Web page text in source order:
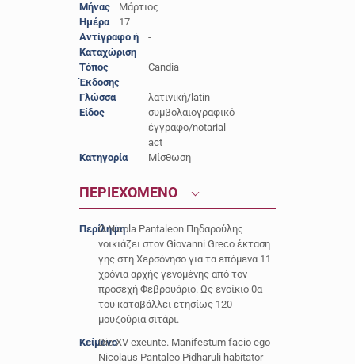
Μήνας
Μάρτιος
Ημέρα
17
Αντίγραφο ή
Καταχώριση
-
Τόπος
Έκδοσης
Candia
Γλώσσα
λατινική/latin
Είδος
συμβολαιογραφικό
έγγραφο/notarial
act
Κατηγορία
Μίσθωση
ΠΕΡΙΕΧΟΜΕΝΟ
Περίληψη
Ο Nicola Pantaleon Πηδαρούλης
νοικιάζει στον Giovanni Greco έκταση
γης στη Χερσόνησο για τα επόμενα 11
χρόνια αρχής γενομένης από τον
προσεχή Φεβρουάριο. Ως ενοίκιο θα
του καταβάλλει ετησίως 120
μουζούρια σιτάρι.
ΚείμενοDie XV exeunte. Manifestum facio ego
Nicolaus Pantaleo Pidharuli habitator